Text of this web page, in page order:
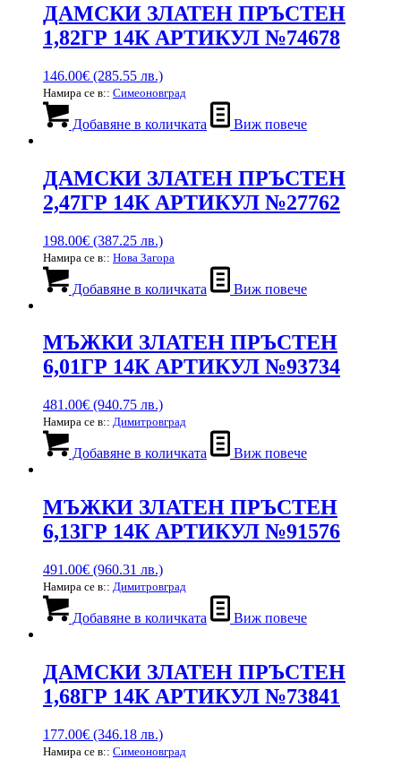
ДАМСКИ ЗЛАТЕН ПРЪСТЕН
1,82ГР 14К АРТИКУЛ №74678
146.00€ (285.55 лв.)
Намира се в:: Симеоновград
Добавяне в количката Виж повече
ДАМСКИ ЗЛАТЕН ПРЪСТЕН
2,47ГР 14К АРТИКУЛ №27762
198.00€ (387.25 лв.)
Намира се в:: Нова Загора
Добавяне в количката Виж повече
МЪЖКИ ЗЛАТЕН ПРЪСТЕН
6,01ГР 14К АРТИКУЛ №93734
481.00€ (940.75 лв.)
Намира се в:: Димитровград
Добавяне в количката Виж повече
МЪЖКИ ЗЛАТЕН ПРЪСТЕН
6,13ГР 14К АРТИКУЛ №91576
491.00€ (960.31 лв.)
Намира се в:: Димитровград
Добавяне в количката Виж повече
ДАМСКИ ЗЛАТЕН ПРЪСТЕН
1,68ГР 14К АРТИКУЛ №73841
177.00€ (346.18 лв.)
Намира се в:: Симеоновград